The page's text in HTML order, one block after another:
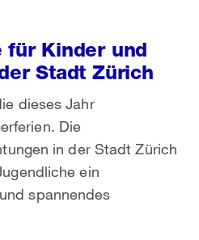
für Kinder und
Stadt Zürich
dieses Jahr
Die
in der Stadt Zürich
ein
spannendes